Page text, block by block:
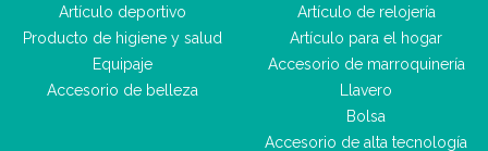
Artículo deportivo
Producto de higiene y salud
Equipaje
Accesorio de belleza
Artículo de relojería
Artículo para el hogar
Accesorio de marroquinería
Llavero
Bolsa
Accesorio de alta tecnología